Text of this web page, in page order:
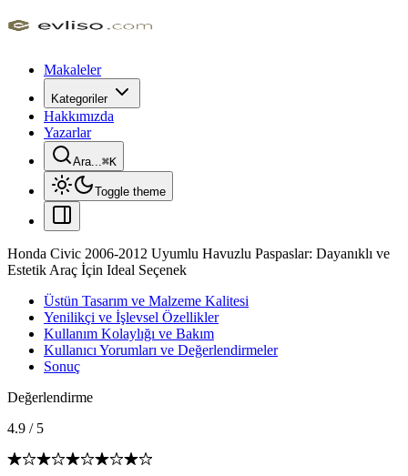
Makaleler
Kategoriler
Hakkımızda
Yazarlar
Ara...⌘K
Toggle theme
Honda Civic 2006-2012 Uyumlu Havuzlu Paspaslar: Dayanıklı ve
Estetik Araç İçin Ideal Seçenek
Üstün Tasarım ve Malzeme Kalitesi
Yenilikçi ve İşlevsel Özellikler
Kullanım Kolaylığı ve Bakım
Kullanıcı Yorumları ve Değerlendirmeler
Sonuç
Değerlendirme
4.9 / 5